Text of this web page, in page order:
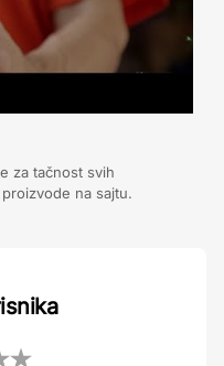
za tačnost svih
na sajtu.